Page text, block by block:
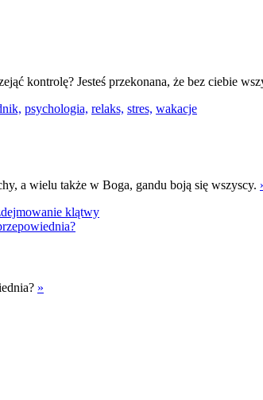
kontrolę? Jesteś przekonana, że bez ciebie
psychologia, relaks, stres, wakacje
a wielu także w Boga, gandu boją się wszyscy.
klątwy
»